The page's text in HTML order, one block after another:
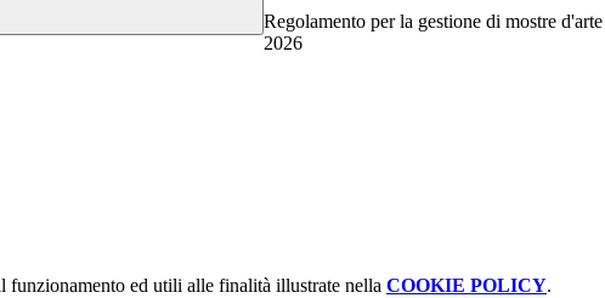
Regolamento per la gestione di mostre
2026
funzionamento ed utili alle finalità illustrate nella COOKIE POLICY.